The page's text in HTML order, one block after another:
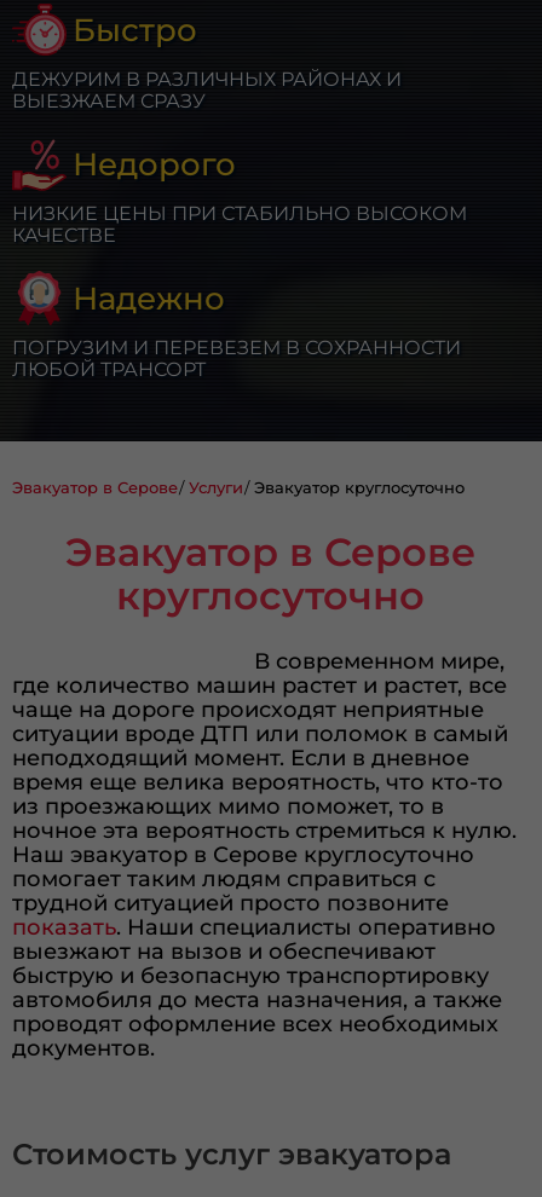
Быстро
ДЕЖУРИМ В РАЗЛИЧНЫХ РАЙОНАХ И
ВЫЕЗЖАЕМ СРАЗУ
Недорого
НИЗКИЕ ЦЕНЫ ПРИ СТАБИЛЬНО ВЫСОКОМ
КАЧЕСТВЕ
Надежно
ПОГРУЗИМ И ПЕРЕВЕЗЕМ В СОХРАННОСТИ
ЛЮБОЙ ТРАНСОРТ
Эвакуатор в Серове Услуги Эвакуатор круглосуточно
Эвакуатор в Серове
круглосуточно
В современном мире,
где количество машин растет и растет, все
чаще на дороге происходят неприятные
ситуации вроде ДТП или поломок в самый
неподходящий момент. Если в дневное
время еще велика вероятность, что кто-то
из проезжающих мимо поможет, то в
ночное эта вероятность стремиться к нулю.
Наш эвакуатор в Серове круглосуточно
помогает таким людям справиться с
трудной ситуацией просто позвоните
показать. Наши специалисты оперативно
выезжают на вызов и обеспечивают
быструю и безопасную транспортировку
автомобиля до места назначения, а также
проводят оформление всех необходимых
документов.
Стоимость услуг эвакуатора